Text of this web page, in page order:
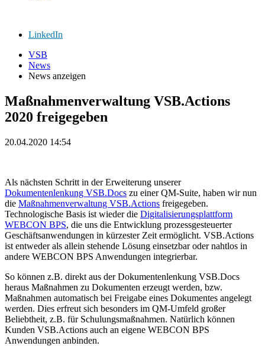
LinkedIn
VSB
News
News anzeigen
Maßnahmenverwaltung VSB.Actions
2020 freigegeben
20.04.2020 14:54
Als nächsten Schritt in der Erweiterung unserer
Dokumentenlenkung VSB.Docs zu einer QM-Suite, haben wir nun
die Maßnahmenverwaltung VSB.Actions freigegeben.
Technologische Basis ist wieder die Digitalisierungsplattform
WEBCON BPS, die uns die Entwicklung prozessgesteuerter
Geschäftsanwendungen in kürzester Zeit ermöglicht. VSB.Actions
ist entweder als allein stehende Lösung einsetzbar oder nahtlos in
andere WEBCON BPS Anwendungen integrierbar.
So können z.B. direkt aus der Dokumentenlenkung VSB.Docs
heraus Maßnahmen zu Dokumenten erzeugt werden, bzw.
Maßnahmen automatisch bei Freigabe eines Dokumentes angelegt
werden. Dies erfreut sich besonders im QM-Umfeld großer
Beliebtheit, z.B. für Schulungsmaßnahmen. Natürlich können
Kunden VSB.Actions auch an eigene WEBCON BPS
Anwendungen anbinden.